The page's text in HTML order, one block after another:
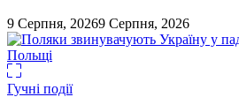
9 Серпня, 20269 Серпня, 2026
Гучні події